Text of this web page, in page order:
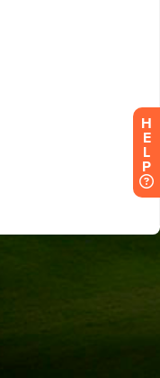
H
E
L
P